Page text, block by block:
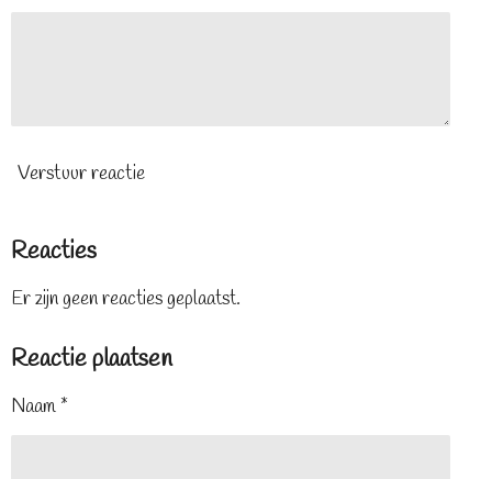
Verstuur reactie
Reacties
Er zijn geen reacties geplaatst.
Reactie plaatsen
Naam *